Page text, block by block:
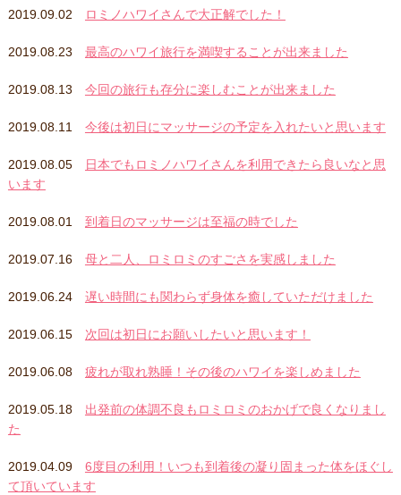
2019.09.02 ロミノハワイさんで大正解でした！
2019.08.23 最高のハワイ旅行を満喫することが出来ました
2019.08.13 今回の旅行も存分に楽しむことが出来ました
2019.08.11 今後は初日にマッサージの予定を入れたいと思います
2019.08.05
日本でもロミノハワイさんを利用できたら良いなと思
います
2019.08.01 到着日のマッサージは至福の時でした
2019.07.16 母と二人、ロミロミのすごさを実感しました
2019.06.24 遅い時間にも関わらず身体を癒していただけました
2019.06.15 次回は初日にお願いしたいと思います！
2019.06.08 疲れが取れ熟睡！その後のハワイを楽しめました
2019.05.18
出発前の体調不良もロミロミのおかげで良くなりまし
た
2019.04.09
6度目の利用！いつも到着後の凝り固まった体をほぐし
て頂いています